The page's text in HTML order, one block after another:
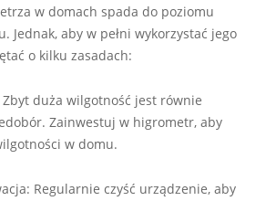
w domach spada do poziomu
Jednak, aby w pełni wykorzystać jego
o kilku zasadach:
duża wilgotność jest równie
Zainwestuj w higrometr, aby
w domu.
Regularnie czyść urządzenie, aby